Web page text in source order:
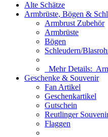
Alte Schätze
Armbrüste, Bögen &
Armbrust Zubehör
Armbrüste
Bögen
Schleudern/
Mehr Details:
Geschenke & Souvenir
Fan Artikel
Geschenkartikel
Gutschein
Reutlinger
Flaggen